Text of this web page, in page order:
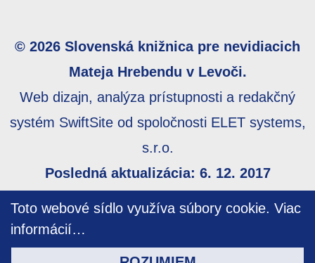
Toto webové sídlo využíva súbory cookie. Viac
informácií…
© 2026 Slovenská knižnica pre nevidiacich
Mateja Hrebendu v Levoči.
Web dizajn, analýza prístupnosti a redakčný
systém SwiftSite od spoločnosti ELET systems,
s.r.o.
Posledná aktualizácia: 6. 12. 2017
prístupnosti